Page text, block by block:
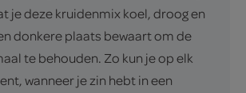
je deze kruidenmix koel, droog en
donkere plaats bewaart om de
te behouden. Zo kun je op elk
wanneer je zin hebt in een